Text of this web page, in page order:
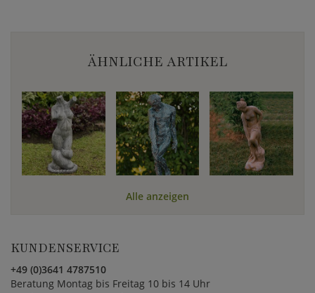
ÄHNLICHE ARTIKEL
Alle anzeigen
KUNDENSERVICE
+49 (0)3641 4787510
Beratung Montag bis Freitag 10 bis 14 Uhr